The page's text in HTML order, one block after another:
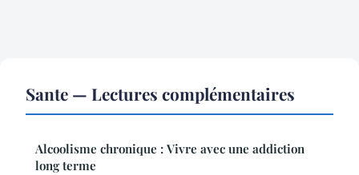
Sante — Lectures complémentaires
Alcoolisme chronique : Vivre avec une addiction
long terme